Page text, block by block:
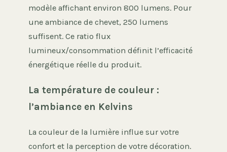
modèle affichant environ 800 lumens. Pour
une ambiance de chevet, 250 lumens
suffisent. Ce ratio flux
lumineux/consommation définit l’efficacité
énergétique réelle du produit.
La température de couleur :
l’ambiance en Kelvins
La couleur de la lumière influe sur votre
confort et la perception de votre décoration.